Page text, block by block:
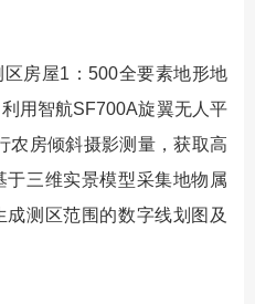
房屋1：500全要素地形地
用智航SF700A旋翼无人平
农房倾斜摄影测量，获取高
三维实景模型采集地物属
测区范围的数字线划图及